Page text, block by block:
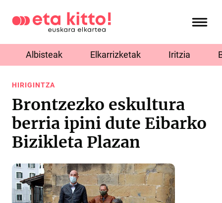
Albisteak Elkarrizketak Iritzia
HIRIGINTZA
Brontzezko eskultura
berria ipini dute Eibarko
Bizikleta Plazan